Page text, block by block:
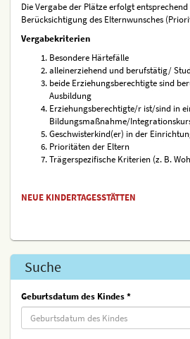
Die Vergabe der Plätze erfolgt
Berücksichtigung des Elternwunsches
Vergabekriterien
Besondere Härtefälle
alleinerziehend und berufstätig/
beide Erziehungsberechtigte sind
Ausbildung
Erziehungsberechtigte/r ist/sind in
Bildungsmaßnahme/
Geschwisterkind(er) in der
Prioritäten der Eltern
Trägerspezifische Kriterien (z. B.
NEUE KINDERTAGESSTÄTTEN
Suche
Geburtsdatum des Kindes